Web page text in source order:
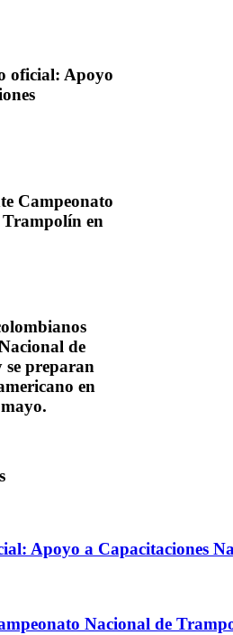
oficial: Apoyo
Campeonato
en
de
se preparan
en
Apoyo a Capacitaciones
Nacional de